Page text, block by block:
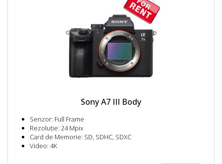
Sony A7 III Body
Senzor: Full Frame
Rezoluție: 24 Mpix
Card de Memorie: SD, SDHC, SDXC
Video: 4K